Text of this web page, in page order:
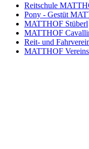
Reitschule
Pony - Gestüt
MATTHOF Stüberl
MATTHOF
Reit- und
MATTHOF